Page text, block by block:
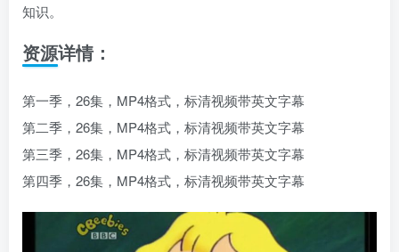
知识。
资源详情：
第一季，26集，MP4格式，标清视频带英文字幕
第二季，26集，MP4格式，标清视频带英文字幕
第三季，26集，MP4格式，标清视频带英文字幕
第四季，26集，MP4格式，标清视频带英文字幕